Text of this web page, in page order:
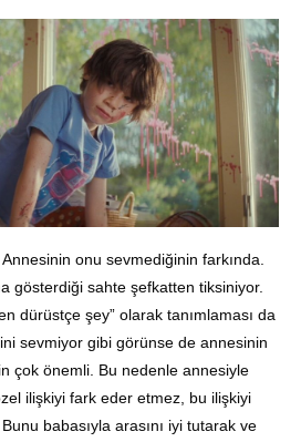
onu sevmediğinin farkında.
gösterdiği sahte şefkatten tiksiniyor.
dürüstçe şey” olarak tanımlaması da
sevmiyor gibi görünse de annesinin
çok önemli. Bu nedenle annesiyle
ilişkiyi fark eder etmez, bu ilişkiyi
babasıyla arasını iyi tutarak ve